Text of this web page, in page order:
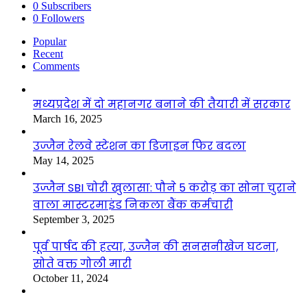
0 Subscribers
0 Followers
Popular
Recent
Comments
मध्यप्रदेश में दो महानगर बनाने की तैयारी में सरकार
March 16, 2025
उज्जैन रेलवे स्टेशन का डिजाइन फिर बदला
May 14, 2025
उज्जैन SBI चोरी खुलासा: पौने 5 करोड़ का सोना चुराने
वाला मास्टरमाइंड निकला बैंक कर्मचारी
September 3, 2025
पूर्व पार्षद की हत्या, उज्जैन की सनसनीखेज घटना,
सोते वक्त गोली मारी
October 11, 2024